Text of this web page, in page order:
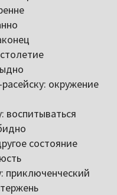
окружение
воспитываться
состояние
приключенческий